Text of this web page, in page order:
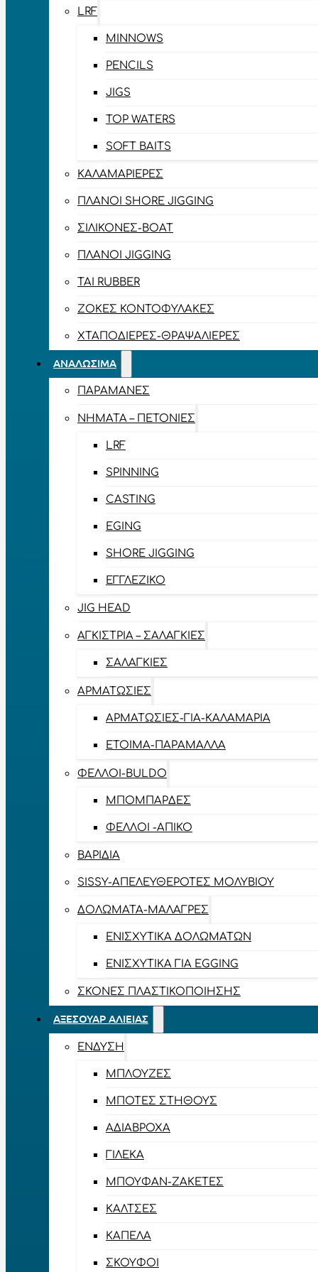
LRF
MINNOWS
PENCILS
JIGS
TOP WATERS
SOFT BAITS
ΚΑΛΑΜΑΡΙΈΡΕΣ
ΠΛΆΝΟΙ SHORE JIGGING
ΣΙΛΙΚΌΝΕΣ-BOAT
ΠΛΆΝΟΙ JIGGING
TAI RUBBER
ΖΌΚΕΣ ΚΟΝΤΟΦΎΛΑΚΕΣ
ΧΤΑΠΟΔΙΈΡΕΣ-ΘΡΑΨΑΛΙΈΡΕΣ
ΑΝΑΛΏΣΙΜΑ
ΠΑΡΑΜΆΝΕΣ
ΝΉΜΑΤΑ – ΠΕΤΟΝΙΈΣ
LRF
SPINNING
CASTING
EGING
SHORE JIGGING
ΕΓΓΛΈΖΙΚΟ
JIG HEAD
ΑΓΚΊΣΤΡΙΑ – ΣΑΛΑΓΚΙΈΣ
ΣΑΛΑΓΚΙΈΣ
ΑΡΜΑΤΩΣΙΈΣ
ΑΡΜΑΤΩΣΙΈΣ-ΓΙΑ-ΚΑΛΑΜΆΡΙΑ
ΈΤΟΙΜΑ-ΠΑΡΆΜΑΛΛΑ
ΦΕΛΛΟΊ-BULDO
ΜΠΟΜΠΆΡΔΕΣ
ΦΕΛΛΟΊ -ΑΠΊΚΟ
ΒΑΡΊΔΙΑ
SISSY-ΑΠΕΛΕΥΘΕΡΟΤΈΣ ΜΟΛΥΒΙΟΎ
ΔΟΛΏΜΑΤΑ-ΜΑΛΆΓΡΕΣ
ΕΝΙΣΧΥΤΙΚΆ ΔΟΛΩΜΆΤΩΝ
ΕΝΙΣΧΥΤΙΚΆ ΓΙΑ EGGING
ΣΚΌΝΕΣ ΠΛΑΣΤΙΚΟΠΟΊΗΣΗΣ
ΑΞΕΣΟΥΆΡ ΑΛΙΕΊΑΣ
ΈΝΔΥΣΗ
ΜΠΛΟΎΖΕΣ
ΜΠΌΤΕΣ ΣΤΉΘΟΥΣ
ΑΔΙΆΒΡΟΧΑ
ΓΙΛΈΚΑ
ΜΠΟΥΦΆΝ-ΖΑΚΈΤΕΣ
ΚΆΛΤΣΕΣ
ΚΑΠΈΛΑ
ΣΚΟΎΦΟΙ